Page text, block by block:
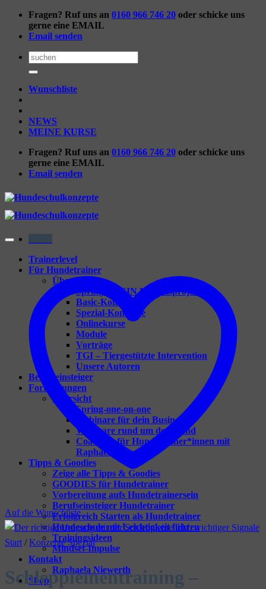
Zum
springen
Fragen? Ruf uns an 0160 966 746 20 oder schicke uns
gerne eine EMAIL
Email senden
Suchen
nach:
Wunschliste
NEWS
MEINE KURSE
Fragen? Ruf uns an 0160 966 746 20 oder schicke uns
gerne eine EMAIL
Email senden
Trainerlevel
Für Hundetrainer
Übersicht
Spring – DEIN Herzensprojekt
Basic-Konzepte
Spezial-Konzepte
Onlinekurse
Module
Vorträge
TGI – Tiergestützte Intervention
Unsere Autoren
Berufseinsteiger
Fortbildungen
Übersicht
Spring-one-on-one
Webinare für dein Business
Webinare rund um den Hund
Coaching für Hundetrainer*innen mit
Raphaela Niewerth
Tipps & Goodies
Zeige alle Tipps & Goodies
GOODIES für Hundetrainer
Vorbereitung aufs Hundetrainersein
Berufseinsteiger Hundetrainer
Erfolgreich Starten als Hundetrainer
Hundeschule mit Leichtigkeit führen
Trainingsideen
Mindset-Impulse
Kontakt
Raphaela Niewerth
Shop
Auf die Wunschliste
Start / Konzepte Spezial
Schleppleinentraining –